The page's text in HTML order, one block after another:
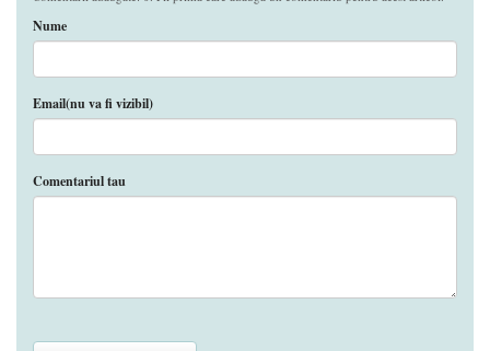
Nume
Email(nu va fi vizibil)
Comentariul tau